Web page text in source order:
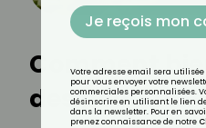
Comment
des poireaux
Je reçois mon
Votre adresse email sera
pour vous envoyer votre
commerciales personnalisées.
désinscrire en utilisant le lien
dans la newsletter. Pour en
prenez connaissance de notre